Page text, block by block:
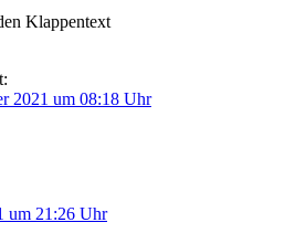
Klappentext
2021 um 08:18 Uhr
um 21:26 Uhr